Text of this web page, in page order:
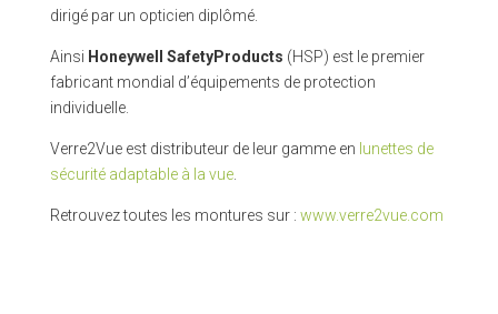
dirigé par un opticien diplômé.
Ainsi Honeywell SafetyProducts (HSP) est le premier
fabricant mondial d’équipements de protection
individuelle.
Verre2Vue est distributeur de leur gamme en lunettes de
sécurité adaptable à la vue.
Retrouvez toutes les montures sur : www.verre2vue.com